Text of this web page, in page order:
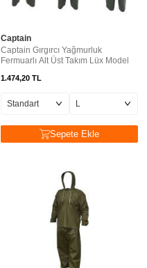
Captain
Captain Gırgırcı Yağmurluk
Fermuarlı Alt Üst Takım Lüx Model
1.474,20 TL
Sepete Ekle